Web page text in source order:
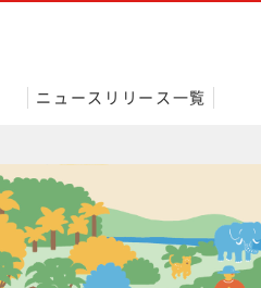
ニュースリリース一覧